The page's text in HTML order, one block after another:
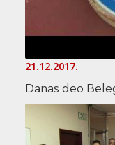
21.12.2017.
Danas deo